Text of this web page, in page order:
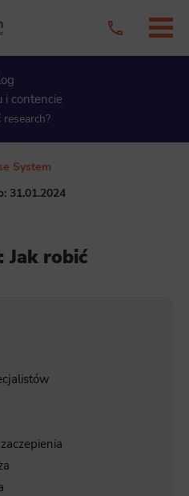
i contencie
System
31.01.2024
Jak robić